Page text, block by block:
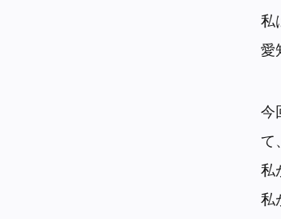
私
愛
今
て
私
私